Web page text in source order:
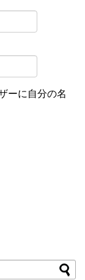
ーに自分の名